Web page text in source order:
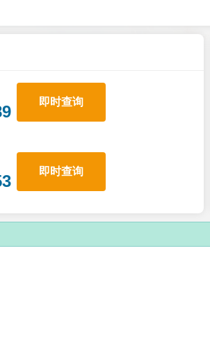
即时查询
即时查询